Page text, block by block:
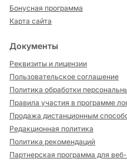
Бонусная программа
Карта сайта
Документы
Реквизиты и лицензии
Пользовательское соглашение
Политика обработки
Правила участия в программе
Продажа дистанционным
Редакционная политика
Политика рекомендаций
Партнерская программа для